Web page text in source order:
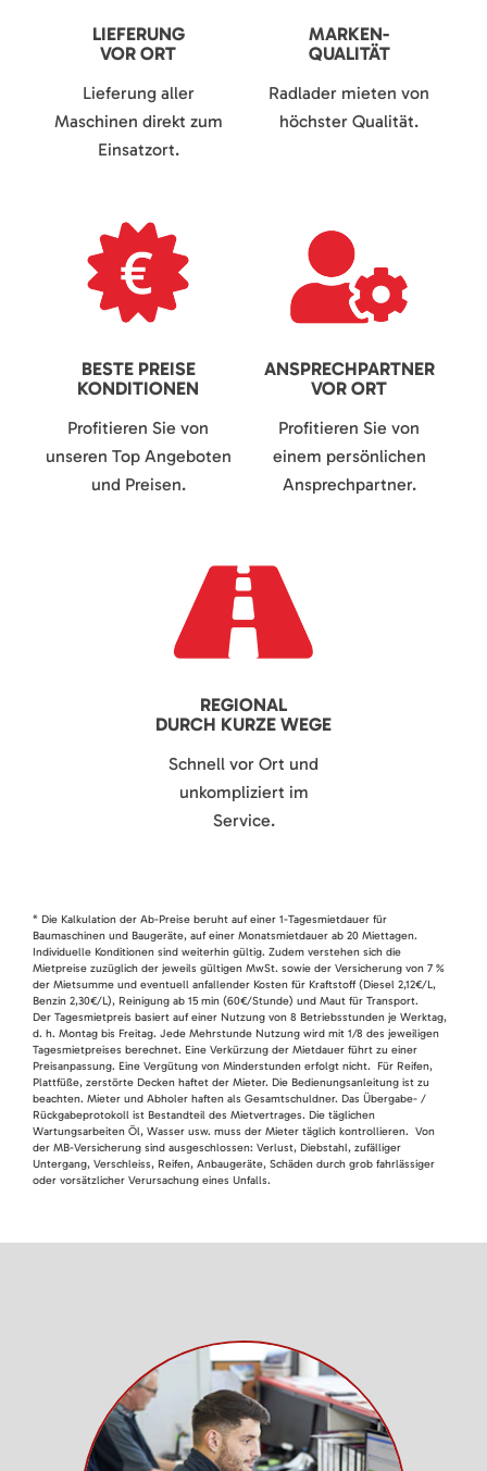
LIEFERUNG
VOR ORT
Lieferung aller
Maschinen direkt zum
Einsatzort.
MARKEN-
QUALITÄT
Radlader mieten von
höchster Qualität.
BESTE PREISE
KONDITIONEN
Profitieren Sie von
unseren Top Angeboten
und Preisen.
ANSPRECHPARTNER
VOR ORT
Profitieren Sie von
einem persönlichen
Ansprechpartner.
REGIONAL
DURCH KURZE WEGE
Schnell vor Ort und
unkompliziert im
Service.
* Die Kalkulation der Ab-Preise beruht auf einer 1-Tagesmietdauer für
Baumaschinen und Baugeräte, auf einer Monatsmietdauer ab 20 Miettagen.
Individuelle Konditionen sind weiterhin gültig. Zudem verstehen sich die
Mietpreise zuzüglich der jeweils gültigen MwSt. sowie der Versicherung von 7 %
der Mietsumme und eventuell anfallender Kosten für Kraftstoff (Diesel 2,12€/L,
Benzin 2,30€/L), Reinigung ab 15 min (60€/Stunde) und Maut für Transport.
Der Tagesmietpreis basiert auf einer Nutzung von 8 Betriebsstunden je Werktag,
d. h. Montag bis Freitag. Jede Mehrstunde Nutzung wird mit 1/8 des jeweiligen
Tagesmietpreises berechnet. Eine Verkürzung der Mietdauer führt zu einer
Preisanpassung. Eine Vergütung von Minderstunden erfolgt nicht. Für Reifen,
Plattfüße, zerstörte Decken haftet der Mieter. Die Bedienungsanleitung ist zu
beachten. Mieter und Abholer haften als Gesamtschuldner. Das Übergabe- /
Rückgabeprotokoll ist Bestandteil des Mietvertrages. Die täglichen
Wartungsarbeiten Öl, Wasser usw. muss der Mieter täglich kontrollieren. Von
der MB-Versicherung sind ausgeschlossen: Verlust, Diebstahl, zufälliger
Untergang, Verschleiss, Reifen, Anbaugeräte, Schäden durch grob fahrlässiger
oder vorsätzlicher Verursachung eines Unfalls.